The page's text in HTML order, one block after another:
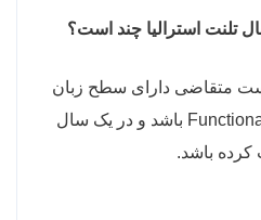
تلنت استرالیا چند است؟
متقاضی دارای سطح زبان
معادل ۴.۵ آیلتس یا همان Functional باشد و در یک سال
کرده باشد.